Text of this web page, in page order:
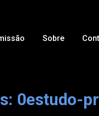
Sobre
0estudo-